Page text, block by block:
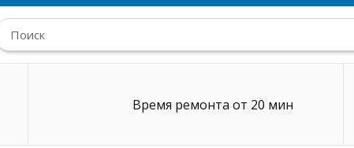
Время ремонта от 20 мин